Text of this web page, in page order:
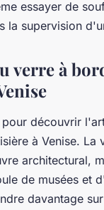
essayer de
la supervision
verre à
découvrir
à Venise. La
architectural,
de musées et
davantage